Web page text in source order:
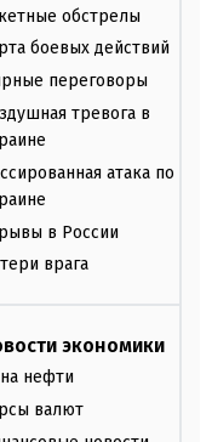
обстрелы
боевых действий
переговоры
тревога в
атака по
в России
врага
экономики
нефти
валют